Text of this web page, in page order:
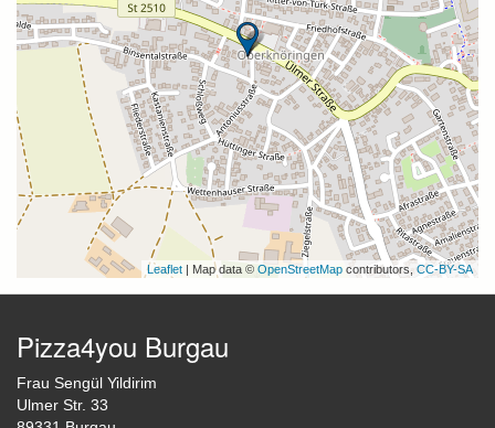
Leaflet | Map data © OpenStreetMap contributors, CC-BY-SA
Pizza4you Burgau
Frau Sengül Yildirim
Ulmer Str. 33